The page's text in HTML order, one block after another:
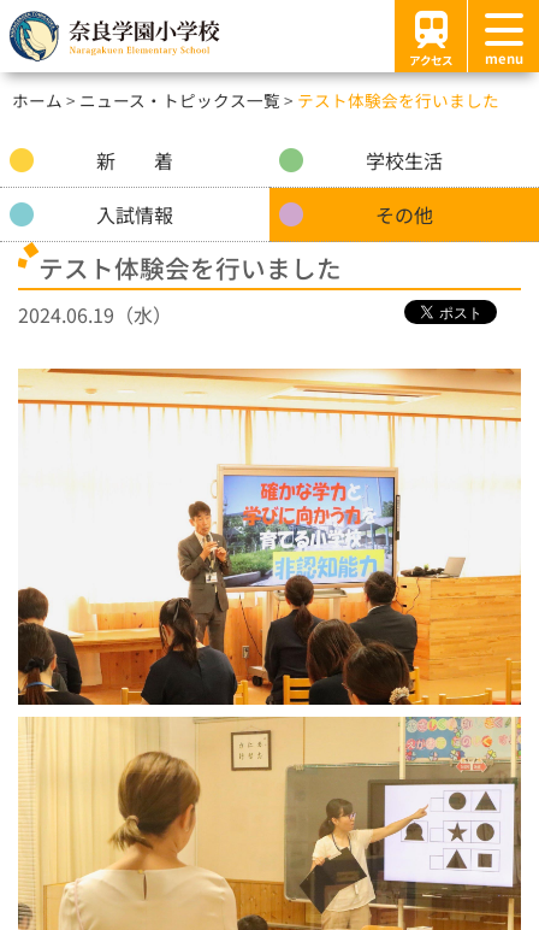
アクセス menu
ホーム ニュース・トピックス一覧 テスト体験会を行いました
新 着
学校生活
入試情報
その他
テスト体験会を行いました
2024.06.19（水）